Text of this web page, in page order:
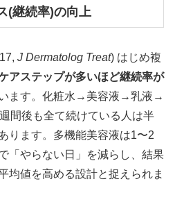
(継続率)の向上
J Dermatolog Treat) はじめ複
アステップが多いほど継続率が
ます。化粧水→美容液→乳液→
間後も全て続けている人は半
ります。多機能美容液は1〜2
「やらない日」を減らし、結果
均値を高める設計と捉えられま